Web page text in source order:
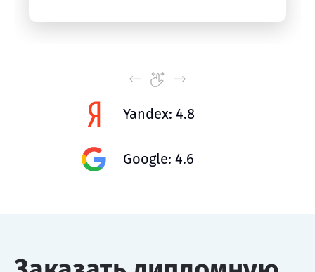
Yandex: 4.8
Google: 4.6